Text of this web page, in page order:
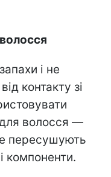
і не
контакту зі
для волосся —
пересушують
компоненти.